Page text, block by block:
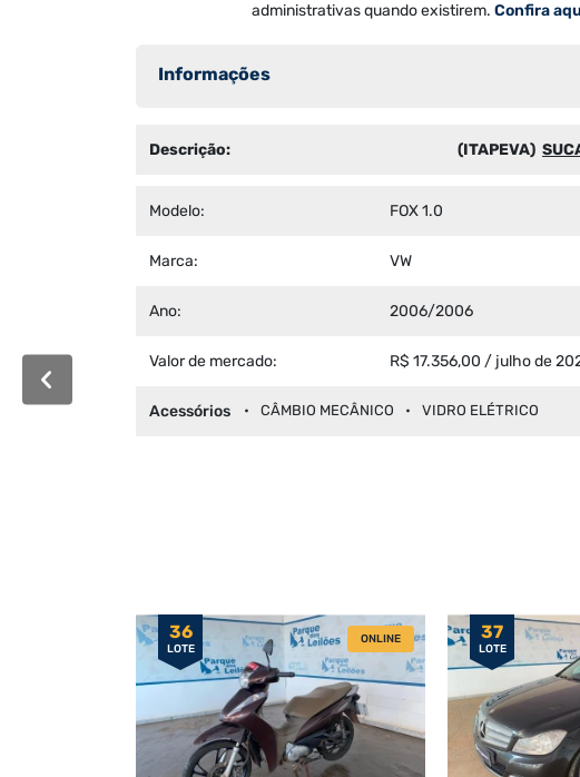
administrativas quando existirem. Confira
Informações
Descrição: (ITAPEVA)
Modelo: FOX 1.0
Marca: VW
Ano: 2006/2006
Valor de mercado: R$ 17.356,00 / julho de
Acessórios CÂMBIO MECÂNICO VIDRO ELÉTRICO
36
LOTE
ONLINE 37
LOTE